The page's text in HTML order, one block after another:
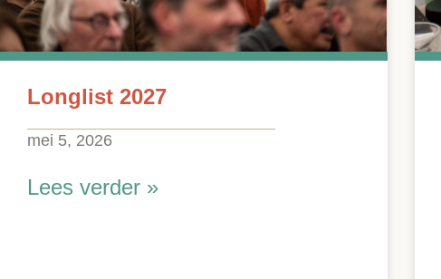
Longlist 2027
mei 5, 2026
Lees verder »